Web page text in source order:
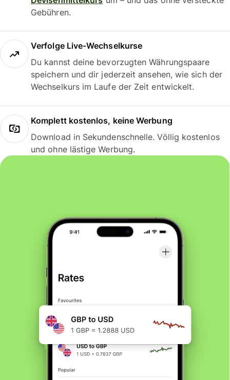
Gebühren.
Verfolge Live-Wechselkurse
Du kannst deine bevorzugten Währungspaare
speichern und dir jederzeit ansehen, wie sich der
Wechselkurs im Laufe der Zeit entwickelt.
Komplett kostenlos, keine Werbung
Download in Sekundenschnelle. Völlig kostenlos
und ohne lästige Werbung.